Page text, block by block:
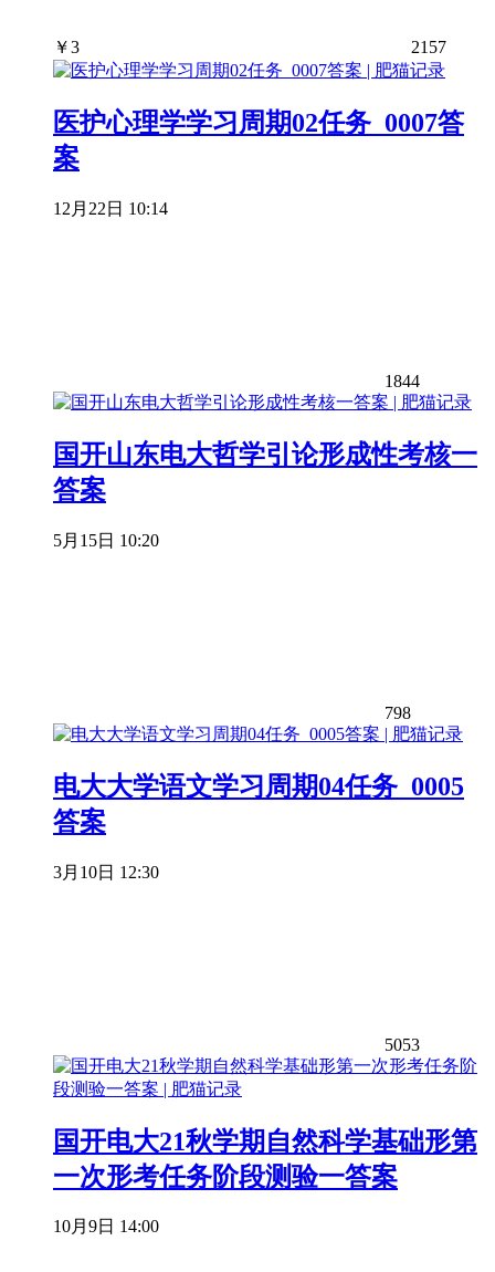
￥3 2157
医护心理学学习周期02任务_0007答
案
12月22日 10:14
1844
国开山东电大哲学引论形成性考核一
答案
5月15日 10:20
798
电大大学语文学习周期04任务_0005
答案
3月10日 12:30
5053
国开电大21秋学期自然科学基础形第
一次形考任务阶段测验一答案
10月9日 14:00